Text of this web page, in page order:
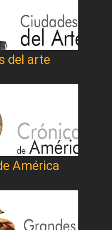
del arte
América